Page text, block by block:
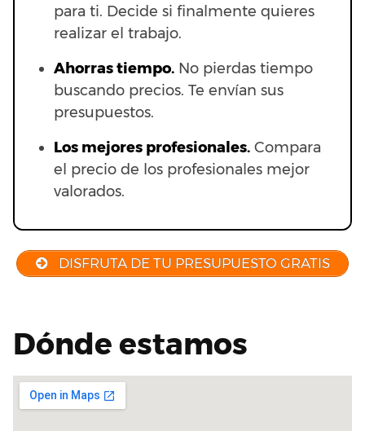
para ti. Decide si finalmente quieres
realizar el trabajo.
Ahorras tiempo. No pierdas tiempo
buscando precios. Te envían sus
presupuestos.
Los mejores profesionales. Compara
el precio de los profesionales mejor
valorados.
DISFRUTA DE TU PRESUPUESTO GRATIS
Dónde estamos